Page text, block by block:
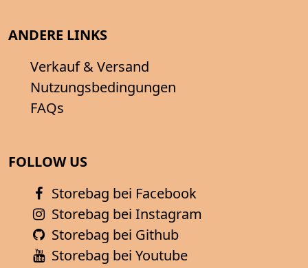
ANDERE LINKS
Verkauf & Versand
Nutzungsbedingungen
FAQs
FOLLOW US
Storebag bei Facebook
Storebag bei Instagram
Storebag bei Github
Storebag bei Youtube